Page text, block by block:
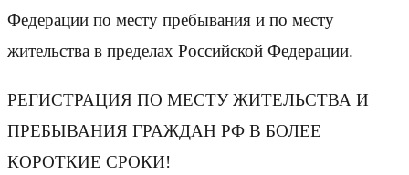
Федерации по месту пребывания и по месту
жительства в пределах Российской Федерации.
РЕГИСТРАЦИЯ ПО МЕСТУ ЖИТЕЛЬСТВА И
ПРЕБЫВАНИЯ ГРАЖДАН РФ В БОЛЕЕ
КОРОТКИЕ СРОКИ!